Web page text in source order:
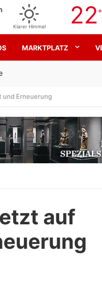
Klarer Himmel 22
MARKTPLATZ
Erneuerung
auf